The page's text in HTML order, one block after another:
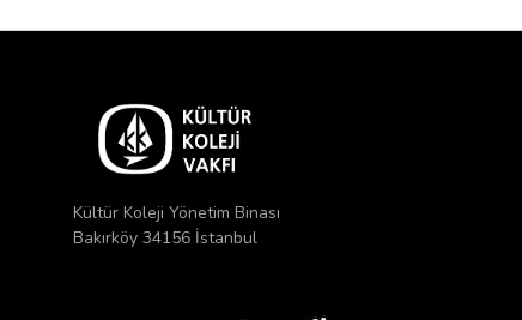
Kültür Koleji Yönetim Binası
Bakırköy 34156 İstanbul